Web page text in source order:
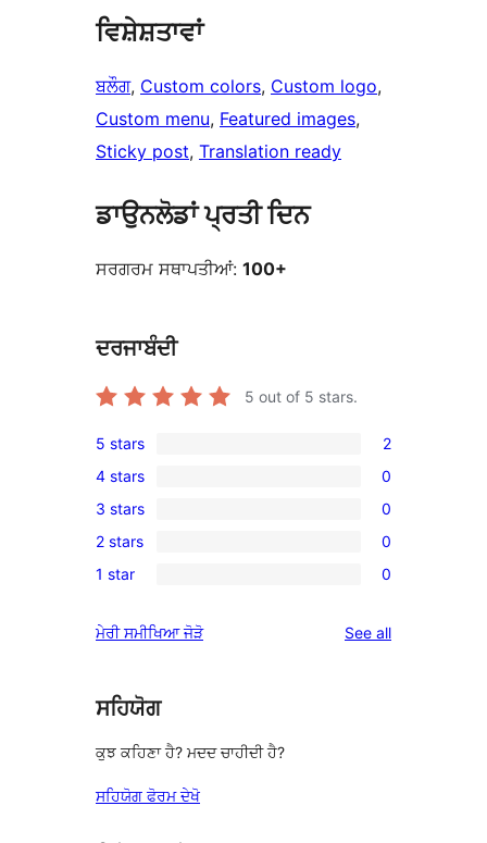
ਵਿਸ਼ੇਸ਼ਤਾਵਾਂ
ਬਲੌਗ, Custom colors, Custom logo
Custom menu, Featured images
Sticky post, Translation ready
ਡਾਉਨਲੋਡਾਂ ਪ੍ਰਤੀ ਦਿਨ
ਸਰਗਰਮ ਸਥਾਪਤੀਆਂ: 100+
ਦਰਜਾਬੰਦੀ
5 out of 5 stars.
2
5-
star
reviews
5 stars 2
0
4-
star
reviews
4 stars 0
0
3-
star
3 stars 0
0
2-
reviews
2 stars 0
0
star
1 star 0
ਮੇਰੀ ਸਮੀਖਿਆ ਜੋੜੋ See allreviews
ਸਹਿਯੋਗ
ਕੁਝ ਕਹਿਣਾ ਹੈ? ਮਦਦ ਚਾਹੀਦੀ ਹੈ?
ਸਹਿਯੋਗ ਫੋਰਮ ਦੇਖੋ